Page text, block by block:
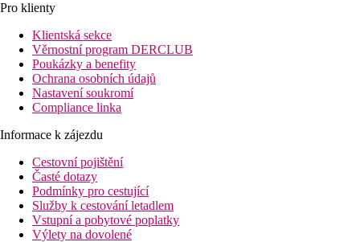
Pro klienty
Klientská sekce
Věrnostní program DERCLUB
Poukázky a benefity
Ochrana osobních údajů
Nastavení soukromí
Compliance linka
Informace k zájezdu
Cestovní pojištění
Časté dotazy
Podmínky pro cestující
Služby k cestování letadlem
Vstupní a pobytové poplatky
Výlety na dovolené